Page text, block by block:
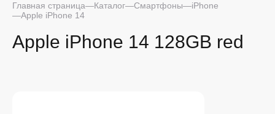
Главная страница Каталог Смартфоны
iPhone
Apple iPhone 14
Apple iPhone 14 128GB red